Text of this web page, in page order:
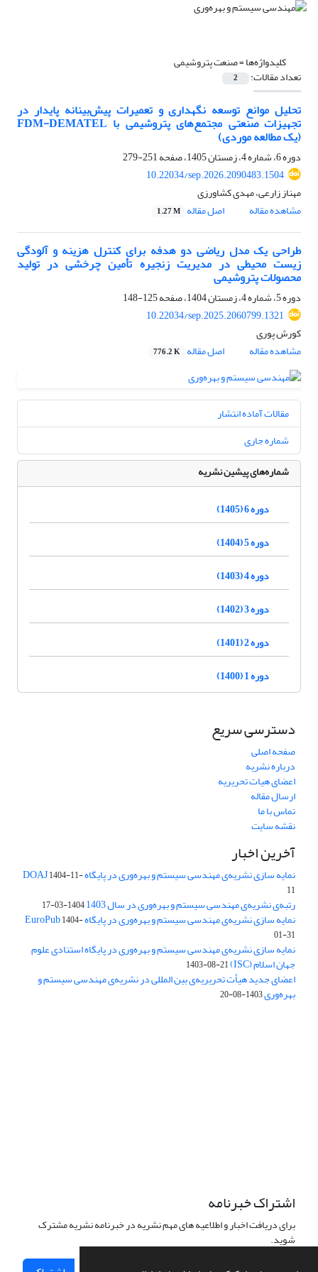
کلیدواژه‌ها =صنعت پتروشیمی
تعداد مقالات: 2
تحلیل موانع توسعه نگهداری و تعمیرات پیش‌بینانه پایدار در
تجهیزات صنعتی مجتمع‌های پتروشیمی با FDM-DEMATEL
(یک مطالعه موردی)
دوره 6، شماره 4، زمستان 1405، صفحه
251-279
10.22034/sep.2026.2090483.1504
مهناز زارعی، مهدی کشاورزی
مشاهده مقاله
اصل مقاله 1.27 M
طراحی یک مدل ریاضی دو هدفه برای کنترل هزینه و آلودگی
زیست محیطی در مدیریت زنجیره تأمین چرخشی در تولید
محصولات پتروشیمی
دوره 5، شماره 4، زمستان 1404، صفحه
125-148
10.22034/sep.2025.2060799.1321
کورش پوری
مشاهده مقاله
اصل مقاله 776.2 K
مقالات آماده انتشار
شماره جاری
شماره‌های پیشین نشریه
دوره 6 (1405)
دوره 5 (1404)
دوره 4 (1403)
دوره 3 (1402)
دوره 2 (1401)
دوره 1 (1400)
دسترسی سریع
صفحه اصلی
درباره نشریه
اعضای هیات تحریریه
ارسال مقاله
تماس با ما
نقشه سایت
آخرین اخبار
نمایه سازی نشریه‌ی مهندسی سیستم و بهره‌وری در پایگاه DOAJ1404-11-
11
رتبه‌ی نشریه‌ی مهندسی سیستم و بهره‌وری در سال 1403 1404-03-17
نمایه سازی نشریه‌ی مهندسی سیستم و بهره‌وری در پایگاه EuroPub1404-
01-31
نمایه سازی نشریه‌ی مهندسی سیستم و بهره‌وری در پایگاه استنادی علوم
جهان اسلام (ISC) 1403-08-21
اعضای جدید هیأت تحریریه‌ی بین المللی در نشریه‌ی مهندسی سیستم و
بهره‌وری1403-08-20
اشتراک خبرنامه
برای دریافت اخبار و اطلاعیه های مهم نشریه در خبرنامه نشریه مشترک
شوید.